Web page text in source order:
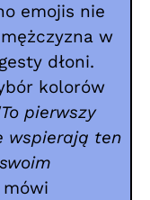
emojis nie
w
dłoni.
kolorów
pierwszy
wspierają ten